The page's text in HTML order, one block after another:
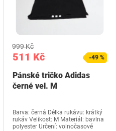
511 Kč
999 Kč
-49 %
Pánské tričko Adidas
černé vel. M
Barva: černá Délka rukávu: krátký
rukáv Velikost: M Materiál: bavlna
polyester Určení: volnočasové